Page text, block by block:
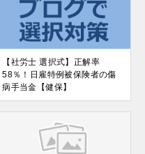
【社労士 選択式】正解率
58％！日雇特例被保険者の傷
病手当金【健保】